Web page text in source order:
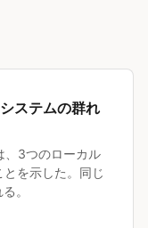
ステムの群れ
、3つのローカル
を示した。同じ
。